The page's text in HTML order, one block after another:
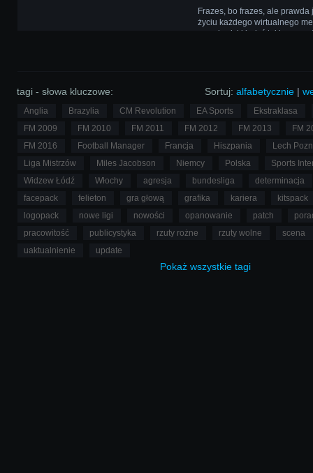
Frazes, bo frazes, ale prawda
życiu każdego wirtualnego
przychodzi kiedyś taki
Sortuj: alfabetycznie |
tagi - słowa kluczowe:
Anglia Brazylia CM Revolution EA Sports
Ekstraklasa
FM 2009
FM 2010 FM 2011 FM 2012 FM 2013
FM
FM 2016
Football Manager Francja Hiszpania
Lech
Liga Mistrzów
Miles Jacobson Niemcy Polska
Sports
Widzew Łódź
Włochy agresja bundesliga
determinacja
facepack
felieton gra głową grafika kariera
kitspack
logopack
nowe ligi nowości opanowanie patch
pracowitość
publicystyka rzuty rożne rzuty wolne
scena
uaktualnienie
update
Pokaż wszystkie tagi